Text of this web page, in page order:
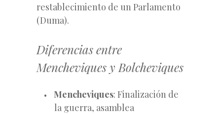
restablecimiento de un Parlamento
(Duma).
Diferencias entre
Mencheviques y Bolcheviques
Mencheviques: Finalización de
la guerra, asamblea